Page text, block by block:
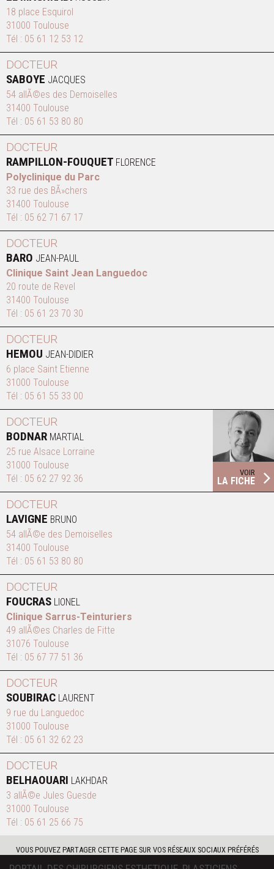
18 place Esquirol
31000 Toulouse
Tél : 05 61 12 53 12
DOCTEUR
SABOYE JACQUES
54 allÃ©es des Demoiselles
31400 Toulouse
Tél : 05 61 53 80 80
DOCTEUR
RAMPILLON-FOUQUET FLORENCE
Polyclinique du Parc
33 rue des BÃ»chers
31400 Toulouse
Tél : 05 62 71 67 17
DOCTEUR
BARO JEAN-PAUL
Clinique Saint Jean Languedoc
20 route de Revel
31400 Toulouse
Tél : 05 61 23 70 30
DOCTEUR
HEMOU JEAN-DIDIER
6 place Saint Etienne
31000 Toulouse
Tél : 05 61 55 33 00
DOCTEUR
BODNAR MARTIAL
25 rue Alsace Lorraine
31000 Toulouse
Tél : 05 62 27 92 36
VOIR
LA FICHE
DOCTEUR
LAVIGNE BRUNO
54 allÃ©e des Demoiselles
31400 Toulouse
Tél : 05 61 53 80 80
DOCTEUR
FOUCRAS LIONEL
Clinique Sarrus-Teinturiers
49 allÃ©es Charles de Fitte
31076 Toulouse
Tél : 05 67 77 51 36
DOCTEUR
SOUBIRAC LAURENT
9 rue du Languedoc
31000 Toulouse
Tél : 05 61 32 62 23
DOCTEUR
BELHAOUARI LAKHDAR
3 allÃ©e Jules Guesde
31000 Toulouse
Tél : 05 61 25 66 75
VOUS POUVEZ PARTAGER CETTE PAGE SUR VOS RÉSEAUX SOCIAUX PRÉFÉRÉS